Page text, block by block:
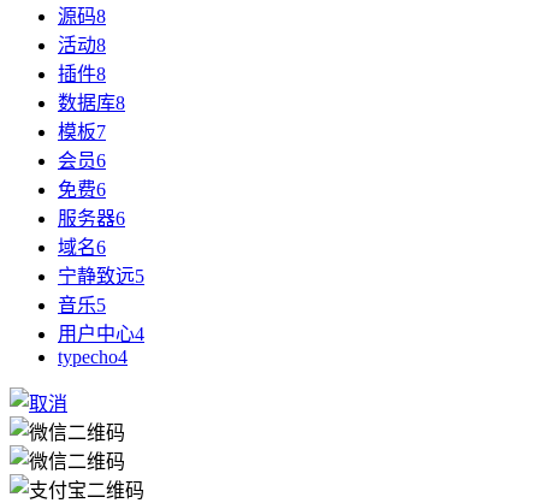
源码8
活动8
插件8
数据库8
模板7
会员6
免费6
服务器6
域名6
宁静致远5
音乐5
用户中心4
typecho4